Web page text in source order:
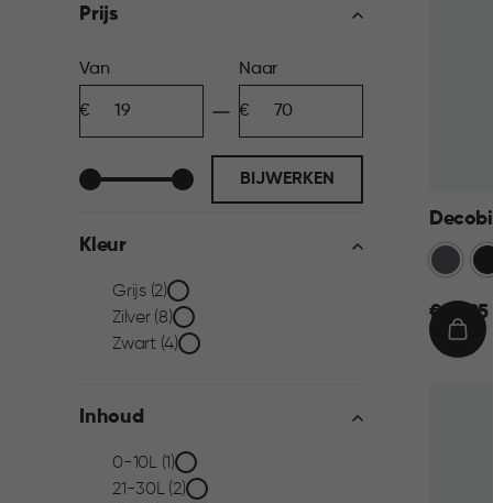
Prijs
Prijs
filter
Van
Naar
BIJWERKEN
Kleur
Kleur
filter
Grijs (2)
Zilver (8)
Zwart (4)
Inhoud
Inhoud
0-10L (1)
21-30L (2)
Grijs
€
59,95
€ 59,95
IN